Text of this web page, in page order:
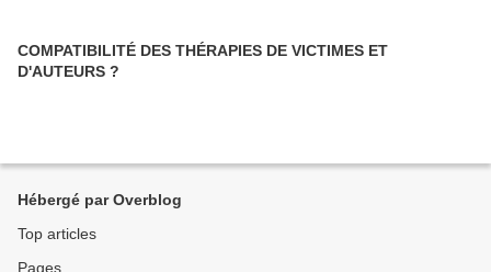
COMPATIBILITÉ DES THÉRAPIES DE VICTIMES ET
D'AUTEURS ?
Hébergé par Overblog
Top articles
Pages